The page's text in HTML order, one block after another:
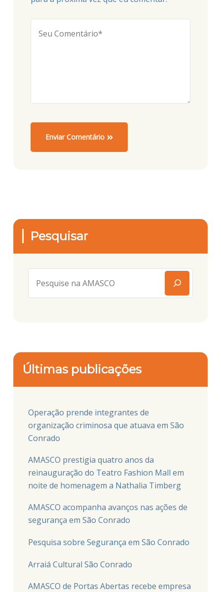
Enviar Comentário
Pesquisar
Últimas publicações
Operação prende integrantes de
organização criminosa que atuava em São
Conrado
AMASCO prestigia quatro anos da
reinauguração do Teatro Fashion Mall em
noite de homenagem a Nathalia Timberg
AMASCO acompanha avanços nas ações de
segurança em São Conrado
Pesquisa sobre Segurança em São Conrado
Arraiá Cultural São Conrado
AMASCO de Portas Abertas recebe empresa